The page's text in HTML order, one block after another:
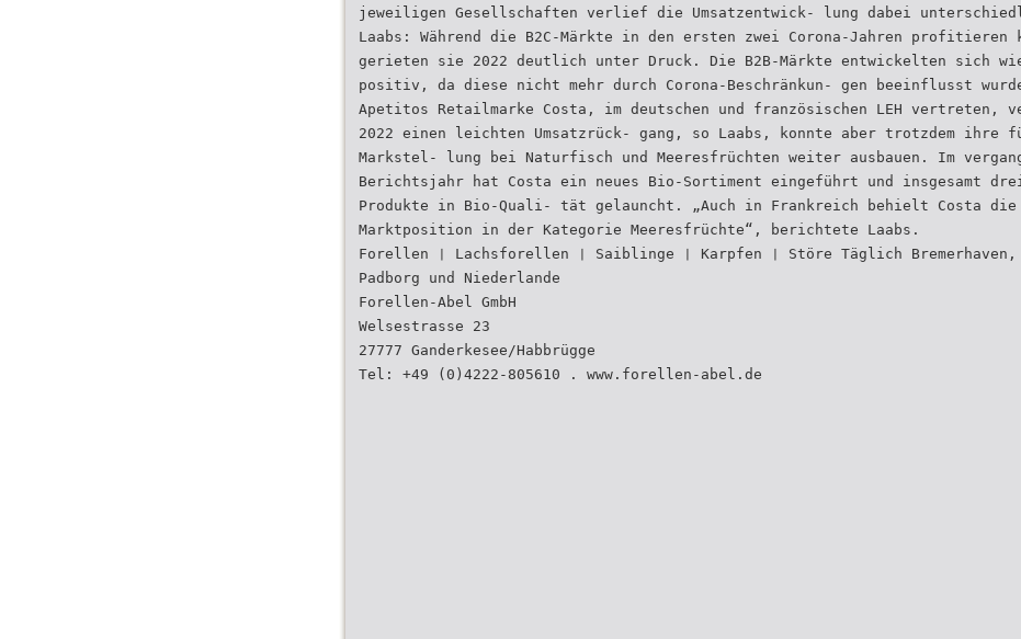
jeweiligen Gesellschaften verlief die Umsatzentwick- lung dabei
Laabs: Während die B2C-Märkte in den ersten zwei Corona-Jahren profitieren
gerieten sie 2022 deutlich unter Druck. Die B2B-Märkte entwickelten sich
positiv, da diese nicht mehr durch Corona-Beschränkun- gen beeinflusst
Apetitos Retailmarke Costa, im deutschen und französischen LEH vertreten,
2022 einen leichten Umsatzrück- gang, so Laabs, konnte aber trotzdem ihre
Markstel- lung bei Naturfisch und Meeresfrüchten weiter ausbauen. Im
Berichtsjahr hat Costa ein neues Bio-Sortiment eingeführt und insgesamt
Produkte in Bio-Quali- tät gelauncht. „Auch in Frankreich behielt Costa die
Marktposition in der Kategorie Meeresfrüchte“, berichtete Laabs.
Forellen ❘ Lachsforellen ❘ Saiblinge ❘ Karpfen ❘ Störe Täglich Bremerhaven,
Padborg und Niederlande
Forellen-Abel GmbH
Welsestrasse 23
27777 Ganderkesee/Habbrügge
Tel: +49 (0)4222-805610 . www.forellen-abel.de